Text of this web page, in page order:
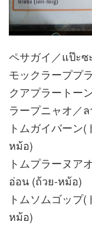
ペサガイ／แป๊ะซ
モックラーププ
クアプラートー
ラープニャオ／
トムガイバーン
หม้อ)
トムプラーヌア
อ่อน (ถ้วย-หม้อ)
トムソムゴップ
หม้อ)